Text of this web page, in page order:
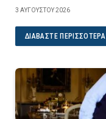
3 ΑΥΓΟΎΣΤΟΥ 2026
ΔΙΑΒΆΣΤΕ ΠΕΡΙΣΣΌΤΕΡΑ